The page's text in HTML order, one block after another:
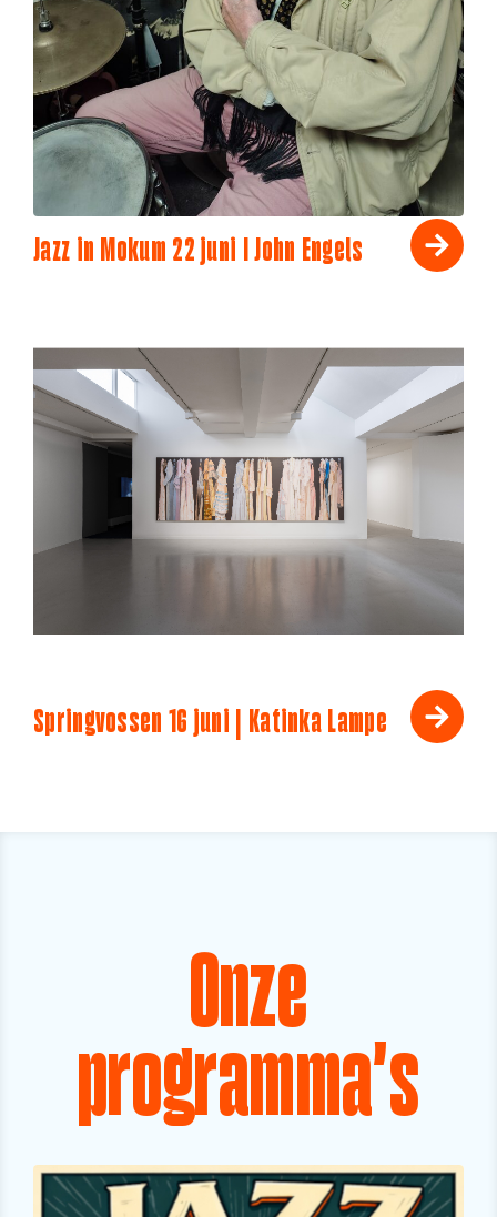
Jazz in Mokum 22 juni I John Engels
Springvossen 16 juni | Katinka Lampe
Onze
programma's